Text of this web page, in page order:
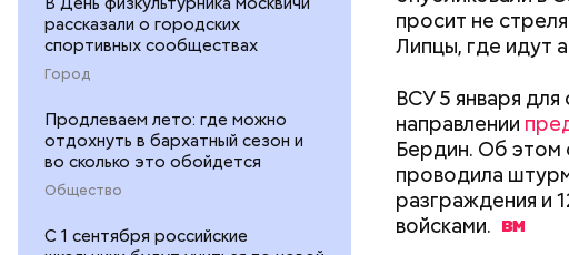
рассказали о городских
спортивных сообществах
Город
Продлеваем лето: где можно
отдохнуть в бархатный сезон и
во сколько это обойдется
Общество
С 1 сентября российские
просит не
Липцы, где идут
ВСУ 5 января
направлении
Бердин. Об
проводила
разграждения и
войсками.
открытом море
делать все
Как
не